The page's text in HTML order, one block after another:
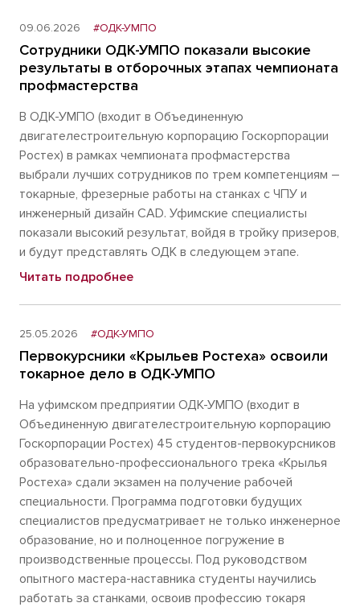
09.06.2026 #ОДК-УМПО
Сотрудники ОДК-УМПО показали высокие
результаты в отборочных этапах чемпионата
профмастерства
В ОДК-УМПО (входит в Объединенную
двигателестроительную корпорацию Госкорпорации
Ростех) в рамках чемпионата профмастерства
выбрали лучших сотрудников по трем компетенциям –
токарные, фрезерные работы на станках с ЧПУ и
инженерный дизайн CAD. Уфимские специалисты
показали высокий результат, войдя в тройку призеров,
и будут представлять ОДК в следующем этапе.
Читать подробнее
25.05.2026 #ОДК-УМПО
Первокурсники «Крыльев Ростеха» освоили
токарное дело в ОДК-УМПО
На уфимском предприятии ОДК-УМПО (входит в
Объединенную двигателестроительную корпорацию
Госкорпорации Ростех) 45 студентов-первокурсников
образовательно-профессионального трека «Крылья
Ростеха» сдали экзамен на получение рабочей
специальности. Программа подготовки будущих
специалистов предусматривает не только инженерное
образование, но и полноценное погружение в
производственные процессы. Под руководством
опытного мастера-наставника студенты научились
работать за станками, освоив профессию токаря